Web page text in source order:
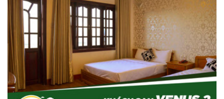
Trở về trang trước đó